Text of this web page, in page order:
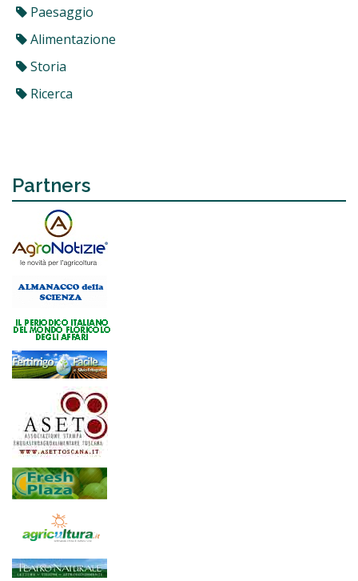
Paesaggio
Alimentazione
Storia
Ricerca
Partners